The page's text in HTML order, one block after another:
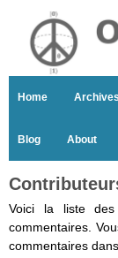
Home Archives
Blog About
Voici la liste
commentaires.
commentaires